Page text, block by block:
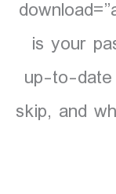
is your
up-to-
skip, and